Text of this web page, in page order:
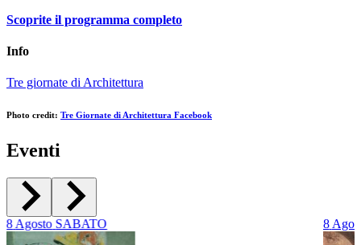
Scoprite il programma completo
Info
Tre giornate di Architettura
Photo credit: Tre Giornate di Architettura Facebook
Eventi
8Agosto SABATO 8